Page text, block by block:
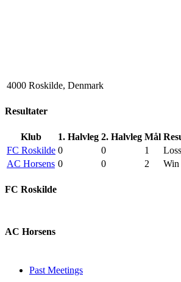
4000 Roskilde, Denmark
Resultater
Klub 1. Halvleg 2. Halvleg Mål
FC Roskilde 0 0 1
Loss
AC Horsens 0 0 2 Win
FC Roskilde
AC Horsens
Past Meetings